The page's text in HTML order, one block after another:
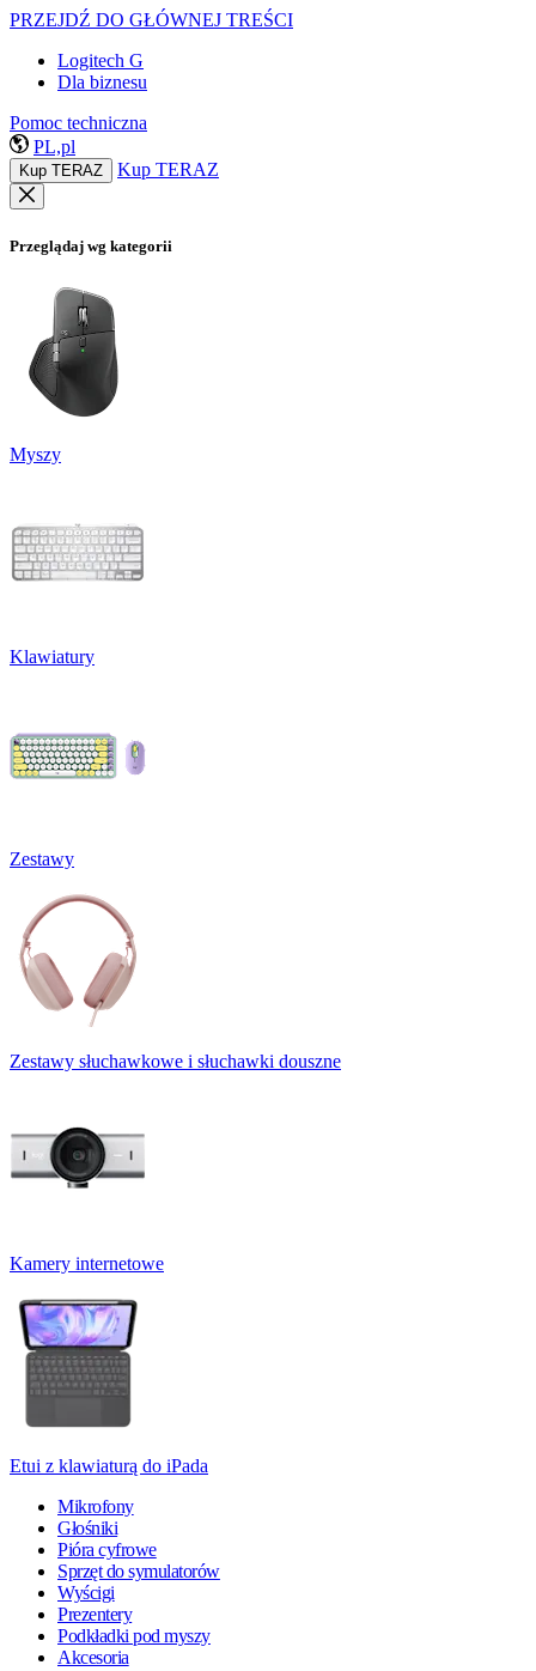
PRZEJDŹ DO GŁÓWNEJ TREŚCI
Logitech G
Dla biznesu
Pomoc techniczna
PL,pl
Kup TERAZ Kup TERAZ
Przeglądaj wg kategorii
Myszy
Klawiatury
Zestawy
Zestawy słuchawkowe i słuchawki douszne
Kamery internetowe
Etui z klawiaturą do iPada
Mikrofony
Głośniki
Pióra cyfrowe
Sprzęt do symulatorów
Wyścigi
Prezentery
Podkładki pod myszy
Akcesoria